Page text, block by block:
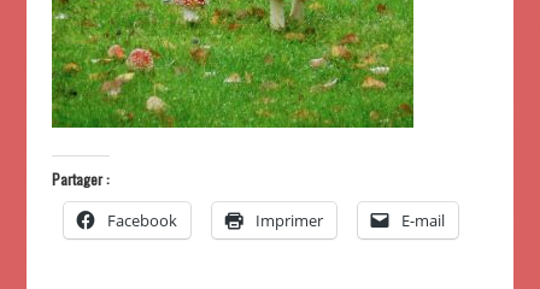
Partager :
Facebook Imprimer E-mail